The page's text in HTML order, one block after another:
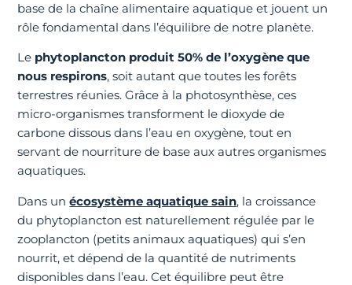
base de la chaîne alimentaire aquatique et jouent un
rôle fondamental dans l’équilibre de notre planète.
Le phytoplancton produit 50% de l’oxygène que
nous respirons, soit autant que toutes les forêts
terrestres réunies. Grâce à la photosynthèse, ces
micro-organismes transforment le dioxyde de
carbone dissous dans l’eau en oxygène, tout en
servant de nourriture de base aux autres organismes
aquatiques.
Dans unécosystème aquatique sain, la croissance
du phytoplancton est naturellement régulée par le
zooplancton (petits animaux aquatiques) qui s’en
nourrit, et dépend de la quantité de nutriments
disponibles dans l’eau. Cet équilibre peut être